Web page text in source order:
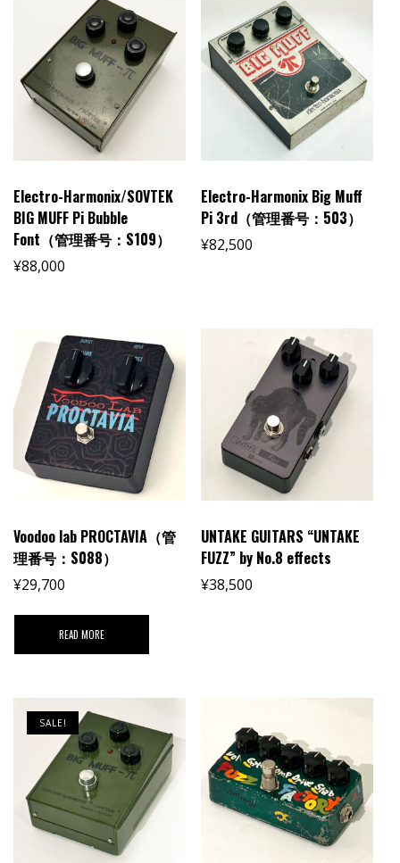
Electro-Harmonix/SOVTEK
BIG MUFF Pi Bubble
Font（管理番号：S109）
¥88,000
Electro-Harmonix Big Muff
Pi 3rd（管理番号：503）
¥82,500
Voodoo lab PROCTAVIA（管
理番号：S088）
¥29,700
READ MORE
UNTAKE GUITARS “UNTAKE
FUZZ” by No.8 effects
¥38,500
SALE!